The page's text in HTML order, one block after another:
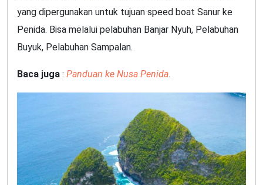
yang dipergunakan untuk tujuan speed boat Sanur ke
Penida. Bisa melalui pelabuhan Banjar Nyuh, Pelabuhan
Buyuk, Pelabuhan Sampalan.
Baca juga : Panduan ke Nusa Penida.